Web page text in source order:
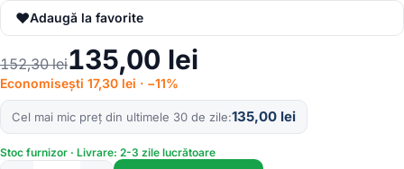
♥Adaugă la favorite
152,30lei135,00 lei
Economisești 17,30 lei · −11%
Cel mai mic preț din ultimele 30 de zile 135,00 lei
Stoc furnizor · Livrare: 2-3 zile lucrătoare